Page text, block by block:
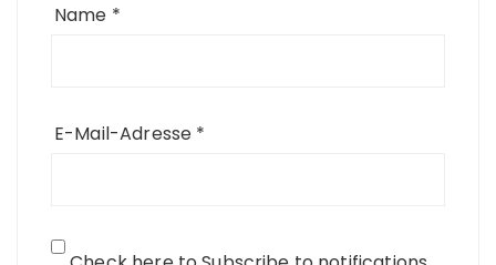
Name *
E-Mail-Adresse *